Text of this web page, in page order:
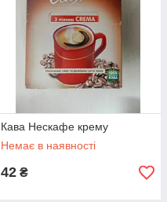
Кава Нескафе крему
Немає в наявності
42 ₴